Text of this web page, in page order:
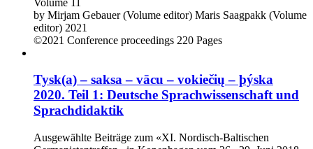
by Mirjam Gebauer (Volume editor) Maris Saagpakk (Volume
editor) 2021
©2021 Conference proceedings 220 Pages
Tysk(a) – saksa – vācu – vokiečių – þýska
2020. Teil 1: Deutsche Sprachwissenschaft und
Sprachdidaktik
Ausgewählte Beiträge zum «XI. Nordisch-Baltischen